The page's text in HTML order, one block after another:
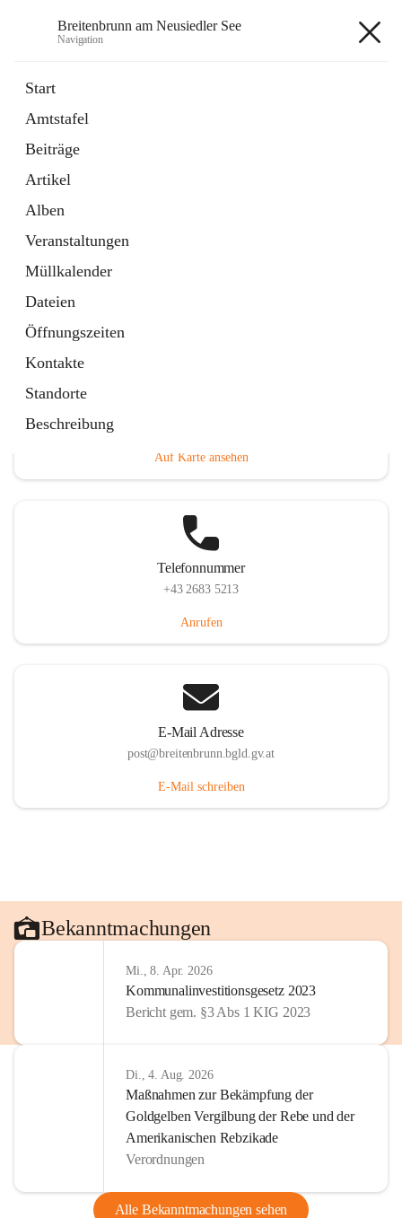
Breitenbrunn am Neusiedler See
Navigation
Start
Amtstafel
Beiträge
Artikel
Alben
Veranstaltungen
Müllkalender
Dateien
Öffnungszeiten
Kontakte
Standorte
Beschreibung
18 Schnellzugriffe
Gemeindeservice
Auf Karte ansehen
Telefonnummer
+43 2683 5213
Anrufen
E-Mail Adresse
post@breitenbrunn.bgld.gv.at
E-Mail schreiben
Bekanntmachungen
Mi., 8. Apr. 2026
Kommunalinvestitionsgesetz 2023
Bericht gem. §3 Abs 1 KIG 2023
Di., 4. Aug. 2026
Maßnahmen zur Bekämpfung der
Goldgelben Vergilbung der Rebe und der
Amerikanischen Rebzikade
Verordnungen
Alle Bekanntmachungen sehen